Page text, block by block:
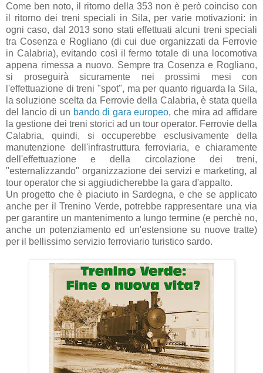
Come ben noto, il ritorno della 353 non è però coinciso con
il ritorno dei treni speciali in Sila, per varie motivazioni: in
ogni caso, dal 2013 sono stati effettuati alcuni treni speciali
tra Cosenza e Rogliano (di cui due organizzati da Ferrovie
in Calabria), evitando così il fermo totale di una locomotiva
appena rimessa a nuovo. Sempre tra Cosenza e Rogliano,
si proseguirà sicuramente nei prossimi mesi con
l'effettuazione di treni "spot", ma per quanto riguarda la Sila,
la soluzione scelta da Ferrovie della Calabria, è stata quella
del lancio di un bando di gara europeo, che mira ad affidare
la gestione dei treni storici ad un tour operator. Ferrovie della
Calabria, quindi, si occuperebbe esclusivamente della
manutenzione dell'infrastruttura ferroviaria, e chiaramente
dell'effettuazione e della circolazione dei treni,
"esternalizzando" organizzazione dei servizi e marketing, al
tour operator che si aggiudicherebbe la gara d'appalto.
Un progetto che è piaciuto in Sardegna, e che se applicato
anche per il Trenino Verde, potrebbe rappresentare una via
per garantire un mantenimento a lungo termine (e perchè no,
anche un potenziamento ed un'estensione su nuove tratte)
per il bellissimo servizio ferroviario turistico sardo.